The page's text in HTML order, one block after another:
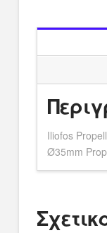
Propeller
ποσότητα
Iliofos
Ø35mm